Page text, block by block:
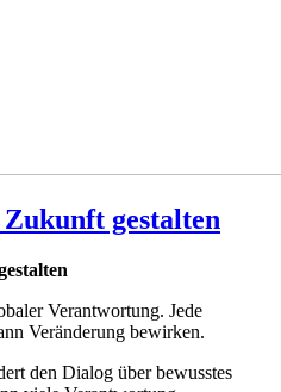
gestalten
Verantwortung. Jede
Veränderung bewirken.
den Dialog über bewusstes